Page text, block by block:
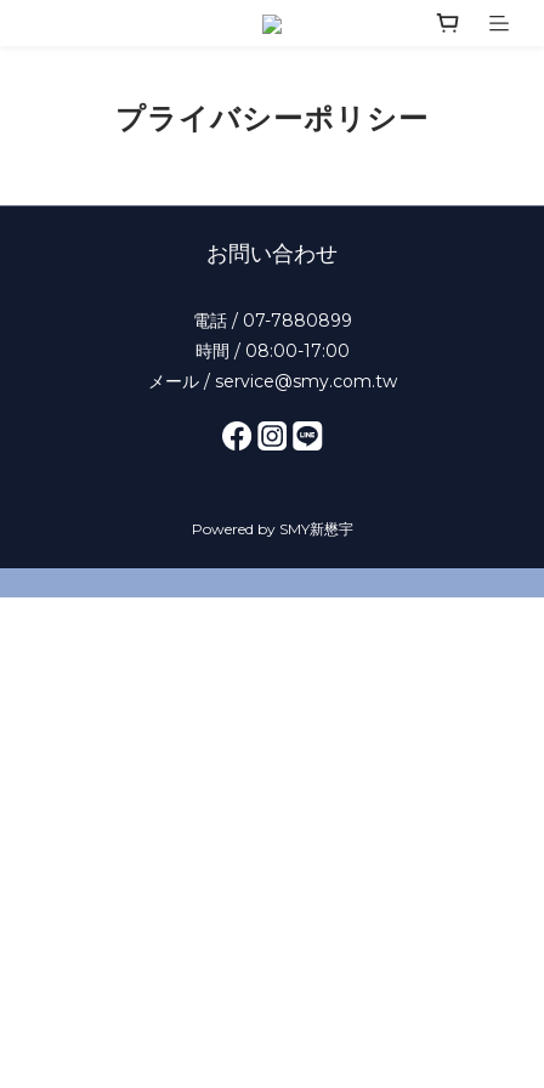
プライバシーポリシー
お問い合わせ
電話 / 07-7880899
時間 / 08:00-17:00
メール / service@smy.com.tw
Powered by SMY新懋宇